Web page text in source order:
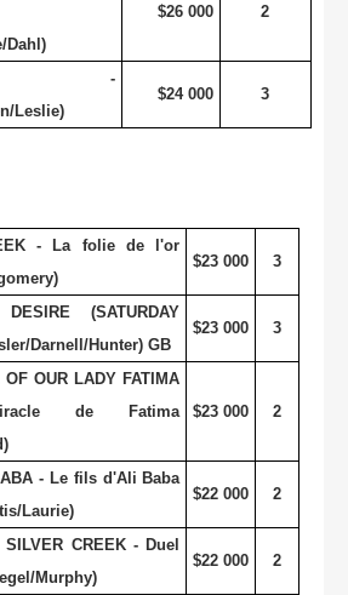
Dahl)
$26 000 2
-
Leslie)
$24 000 3
- La folie de l'or
$23 000 3
(SATURDAY
Darnell/Hunter) GB
$23 000 3
OUR LADY FATIMA
de Fatima
$23 000 2
- Le fils d'Ali Baba
Laurie)
$22 000 2
CREEK - Duel
Murphy)
$22 000 2